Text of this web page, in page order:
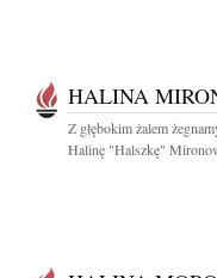
HALINA
Z głębokim żalem
Halinę "Halszkę"